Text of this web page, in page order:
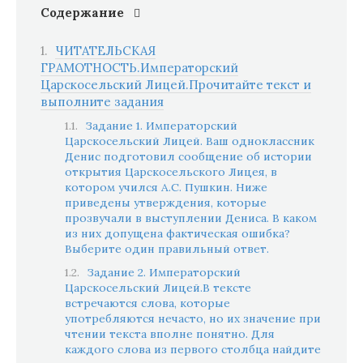
Содержание
ЧИТАТЕЛЬСКАЯ
ГРАМОТНОСТЬ.Императорский
Царскосельский Лицей.Прочитайте текст и
выполните задания
Задание 1. Императорский
Царскосельский Лицей. Ваш одноклассник
Денис подготовил сообщение об истории
открытия Царскосельского Лицея, в
котором учился А.С. Пушкин. Ниже
приведены утверждения, которые
прозвучали в выступлении Дениса. В каком
из них допущена фактическая ошибка?
Выберите один правильный ответ.
Задание 2. Императорский
Царскосельский Лицей.В тексте
встречаются слова, которые
употребляются нечасто, но их значение при
чтении текста вполне понятно. Для
каждого слова из первого столбца найдите